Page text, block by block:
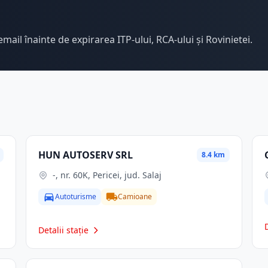
înainte de expirarea ITP-ului, RCA-ului și Rovinietei.
HUN AUTOSERV SRL 8.4 km
-, nr. 60K, Pericei, jud. Salaj
Autoturisme Camioane
Detalii stație